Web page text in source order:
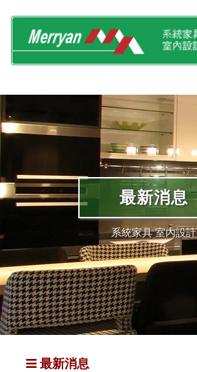
最新消息
系統家具 室內設計
最新消息